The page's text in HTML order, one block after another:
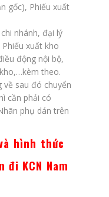
gốc), Phiếu xuất
nhánh, đại lý
xuất kho
động nội bộ,
theo.
về sau đó chuyển
cần phải có
phụ dán trên
hình thức
đi KCN Nam